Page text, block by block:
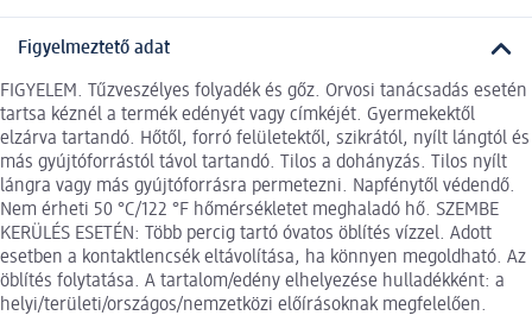
Figyelmeztető adat
FIGYELEM. Tűzveszélyes folyadék és gőz. Orvosi tanácsadás esetén
tartsa kéznél a termék edényét vagy címkéjét. Gyermekektől
elzárva tartandó. Hőtől, forró felületektől, szikrától, nyílt lángtól és
más gyújtóforrástól távol tartandó. Tilos a dohányzás. Tilos nyílt
lángra vagy más gyújtóforrásra permetezni. Napfénytől védendő.
Nem érheti 50 °C/122 °F hőmérsékletet meghaladó hő. SZEMBE
KERÜLÉS ESETÉN: Több percig tartó óvatos öblítés vízzel. Adott
esetben a kontaktlencsék eltávolítása, ha könnyen megoldható. Az
öblítés folytatása. A tartalom/edény elhelyezése hulladékként: a
helyi/területi/országos/nemzetközi előírásoknak megfelelően.